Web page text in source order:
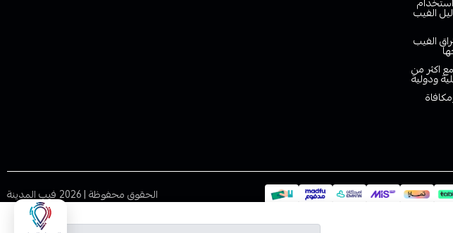
الفيب
الفيب
اكثر من
الحقوق محفوظة | 2026 فيب المدينة